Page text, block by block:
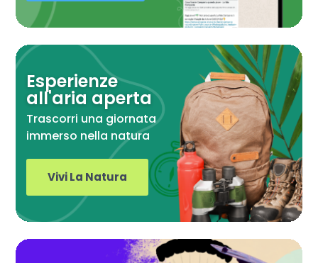
Esperienze
all'aria aperta
Trascorri una giornata
immerso nella natura
Vivi La Natura